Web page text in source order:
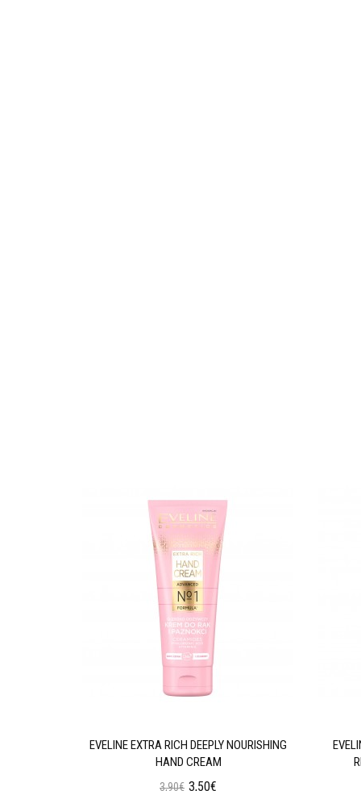
EVELINE EXTRA RICH DEEPLY NOURISHING
HAND CREAM
3,90€ 3,50€